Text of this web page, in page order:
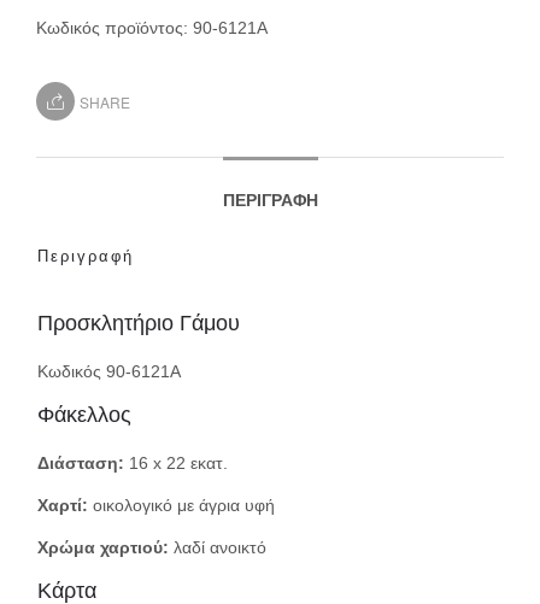
Κωδικός προϊόντος: 90-6121Α
SHARE
ΠΕΡΙΓΡΑΦΉ
Περιγραφή
Προσκλητήριο Γάμου
Κωδικός 90-6121Α
Φάκελλος
Διάσταση: 16 x 22 εκατ.
Χαρτί: οικολογικό με άγρια υφή
Χρώμα χαρτιού: λαδί ανοικτό
Κάρτα